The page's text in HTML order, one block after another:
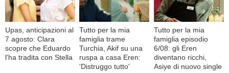
Upas, anticipazioni al
7 agosto: Clara
scopre che Eduardo
l'ha tradita con Stella
Tutto per la mia
famiglia trame
Turchia, Akif su una
ruspa a casa Eren:
'Distruggo tutto'
Tutto per la mia
famiglia episodio
6/08: gli Eren
diventano ricchi,
Asiye di nuovo single